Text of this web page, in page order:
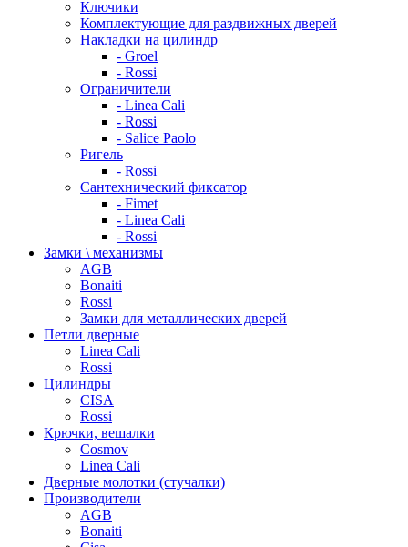
Ключики
Комплектующие для раздвижных дверей
Накладки на цилиндр
- Groel
- Rossi
Ограничители
- Linea Cali
- Rossi
- Salice Paolo
Ригель
- Rossi
Сантехнический фиксатор
- Fimet
- Linea Cali
- Rossi
Замки \ механизмы
AGB
Bonaiti
Rossi
Замки для металлических дверей
Петли дверные
Linea Cali
Rossi
Цилиндры
CISA
Rossi
Крючки, вешалки
Cosmov
Linea Cali
Дверные молотки (стучалки)
Производители
AGB
Bonaiti